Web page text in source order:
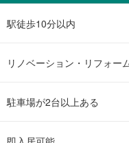
駅徒歩10分以内
リノベーション・リフォー
駐車場が2台以上ある